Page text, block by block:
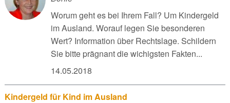
Worum geht es bei Ihrem Fall? Um Kindergeld
im Ausland. Worauf legen Sie besonderen
Wert? Information über Rechtslage. Schildern
Sie bitte prägnant die wichigsten Fakten...
14.05.2018
Kindergeld für Kind im Ausland